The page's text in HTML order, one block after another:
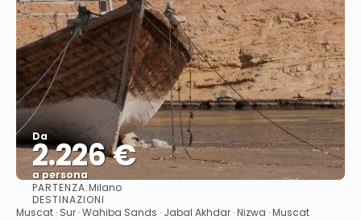
Da
2.226 €
a persona
PARTENZA:Milano
DESTINAZIONI
Muscat · Sur · Wahiba Sands · Jabal Akhdar · Nizwa · Muscat